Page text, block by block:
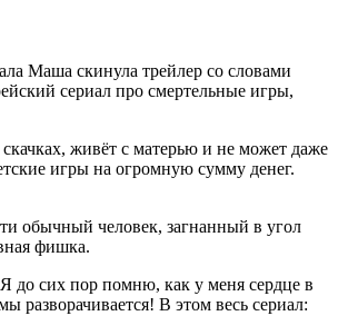
Маша скинула трейлер со словами
сериал про смертельные игры,
живёт с матерью и не может даже
игры на огромную сумму денег.
обычный человек, загнанный в угол
фишка.
до сих пор помню, как у меня сердце в
разворачивается! В этом весь сериал: